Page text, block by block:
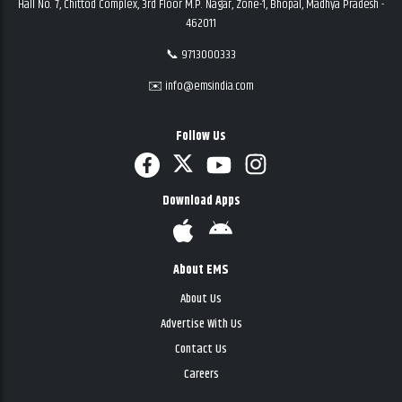
Hall No. 7, Chittod Complex, 3rd Floor M.P. Nagar, Zone-1, Bhopal, Madhya Pradesh -
462011
📞 9713000333
✉️ info@emsindia.com
Follow Us
Download Apps
About EMS
About Us
Advertise With Us
Contact Us
Careers